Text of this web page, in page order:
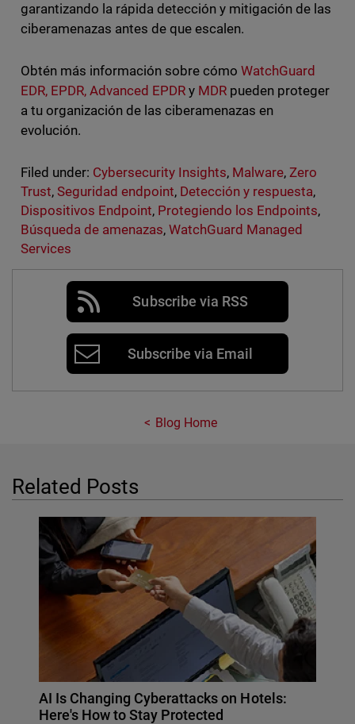
garantizando la rápida detección y mitigación de las
ciberamenazas antes de que escalen.
Obtén más información sobre cómoWatchGuard
EDR, EPDR, Advanced EPDRy MDR pueden proteger
a tu organización de las ciberamenazas en
evolución.
Filed under: Cybersecurity Insights, Malware,Zero
Trust, Seguridad endpoint, Detección y respuesta,
Dispositivos Endpoint, Protegiendo los Endpoints,
Búsqueda de amenazas, WatchGuard Managed
Services
Subscribe via RSS
Subscribe via Email
Blog Home
Related Posts
AI Is Changing Cyberattacks on Hotels:
Here's How to Stay Protected